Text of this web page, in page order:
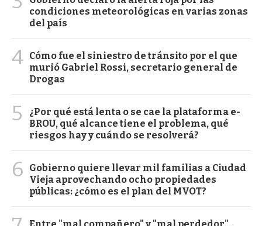
condiciones meteorológicas en varias zonas
del país
4 Cómo fue el siniestro de tránsito por el que
murió Gabriel Rossi, secretario general de
Drogas
5
¿Por qué está lenta o se cae la plataforma e-
BROU, qué alcance tiene el problema, qué
riesgos hay y cuándo se resolverá?
6
Gobierno quiere llevar mil familias a Ciudad
Vieja aprovechando ocho propiedades
públicas: ¿cómo es el plan del MVOT?